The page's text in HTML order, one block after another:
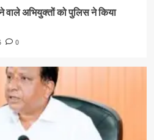
अभियुक्तों को पुलिस ने किया
0